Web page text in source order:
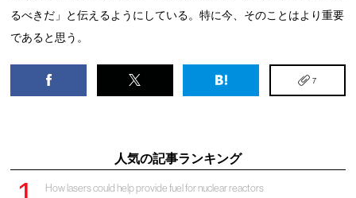
るべきだ」と伝えるようにしている。特に今、そのことはより重要
であると思う。
7
人気の記事ランキング
How lasers could help provide fuel for nuclear reactors